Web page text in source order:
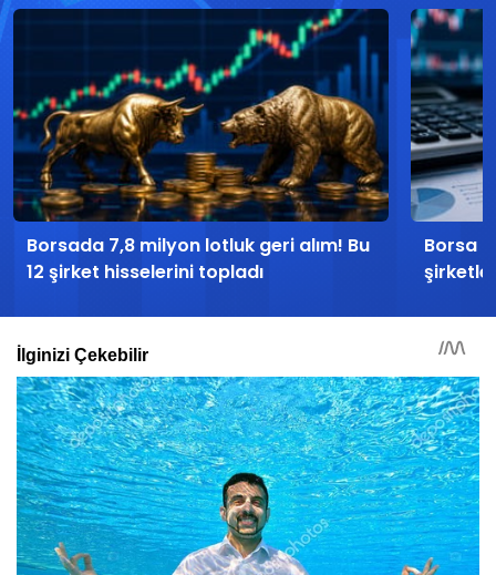
Borsada 7,8 milyon lotluk geri alım! Bu
12 şirket hisselerini topladı
Borsa